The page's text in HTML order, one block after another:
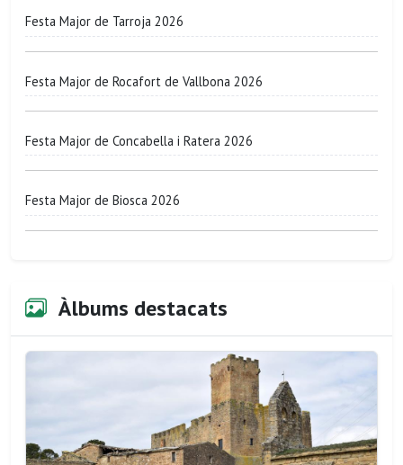
Festa Major de Tarroja 2026
Festa Major de Rocafort de Vallbona 2026
Festa Major de Concabella i Ratera 2026
Festa Major de Biosca 2026
Àlbums destacats